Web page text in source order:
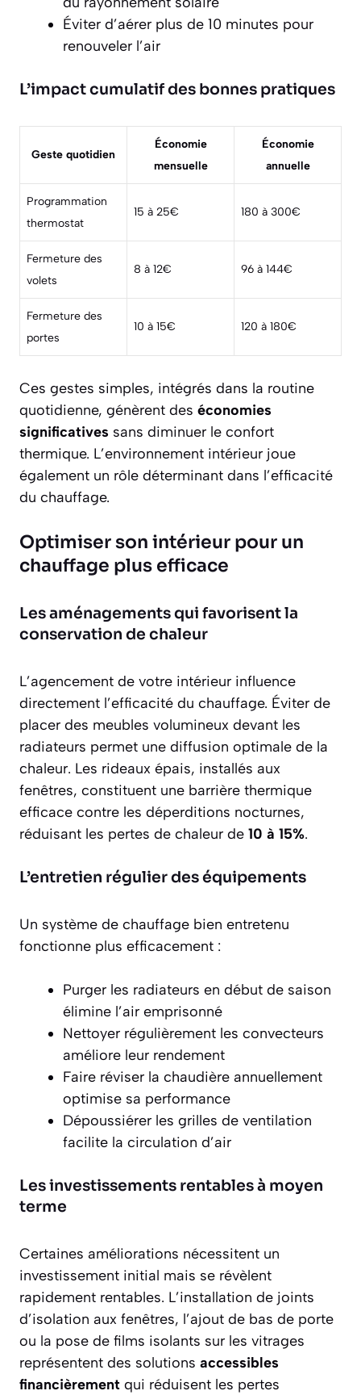
Éviter d’aérer plus de 10 minutes pour
renouveler l’air
L’impact cumulatif des bonnes pratiques
Geste quotidien
Économie
mensuelle
Économie
annuelle
Programmation
thermostat
15 à 25€ 180 à 300€
Fermeture des
volets
8 à 12€ 96 à 144€
Fermeture des
portes
10 à 15€ 120 à 180€
Ces gestes simples, intégrés dans la routine
quotidienne, génèrent des économies
significatives sans diminuer le confort
thermique. L’environnement intérieur joue
également un rôle déterminant dans l’efficacité
du chauffage.
Optimiser son intérieur pour un
chauffage plus efficace
Les aménagements qui favorisent la
conservation de chaleur
L’agencement de votre intérieur influence
directement l’efficacité du chauffage. Éviter de
placer des meubles volumineux devant les
radiateurs permet une diffusion optimale de la
chaleur. Les rideaux épais, installés aux
fenêtres, constituent une barrière thermique
efficace contre les déperditions nocturnes,
réduisant les pertes de chaleur de 10 à 15%.
L’entretien régulier des équipements
Un système de chauffage bien entretenu
fonctionne plus efficacement :
Purger les radiateurs en début de saison
élimine l’air emprisonné
Nettoyer régulièrement les convecteurs
améliore leur rendement
Faire réviser la chaudière annuellement
optimise sa performance
Dépoussiérer les grilles de ventilation
facilite la circulation d’air
Les investissements rentables à moyen
terme
Certaines améliorations nécessitent un
investissement initial mais se révèlent
rapidement rentables. L’installation de joints
d’isolation aux fenêtres, l’ajout de bas de porte
ou la pose de films isolants sur les vitrages
représentent des solutions accessibles
financièrement qui réduisent les pertes